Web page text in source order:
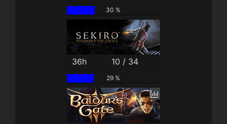
30 %
36h 10 / 34
29 %